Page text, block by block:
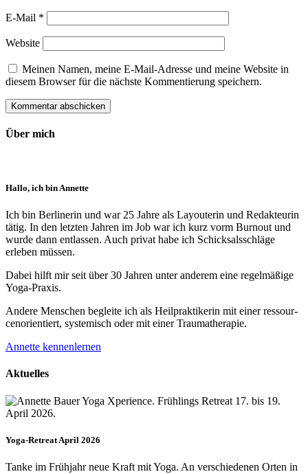
E-Mail *
Website
Meinen Namen, meine E-Mail-Adresse und meine Website in
diesem Browser für die nächste Kommentierung speichern.
Über mich
Hallo, ich bin Annette
Ich bin Berlinerin und war 25 Jahre als Layouterin und Redak­teurin
tätig. In den letzten Jahren im Job war ich kurz vorm Burnout und
wurde dann ent­lassen. Auch privat habe ich Schick­sals­schläge
erleben müssen.
Dabei hilft mir seit über 30 Jahren unter anderem eine regelmäßige
Yoga-Praxis.
Andere Menschen begleite ich als Heil­prakti­kerin mit einer ressour­
cenorien­tiert, systemisch oder mit einer Trauma­therapie.
Annette kennenlernen
Aktuelles
Yoga-Retreat April 2026
Tanke im Frühjahr neue Kraft mit Yoga. An verschiedenen Orten in